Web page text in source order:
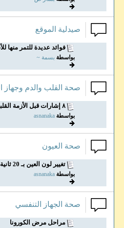
صيدلية الموقع
فوائد عديدة للتمر منها
بواسطةبسمة ~
صحة القلب والدم وجهاز
٨ إشارات قبل الأزمة القلبية
بواسطةasnanaka
صحة العيون
تغيير لون العين بـ 20 ثانية، كل ما تريد معرفته عن...
بواسطةasnanaka
صحة الجهاز التنفسي
مراحل مرض الكورونا